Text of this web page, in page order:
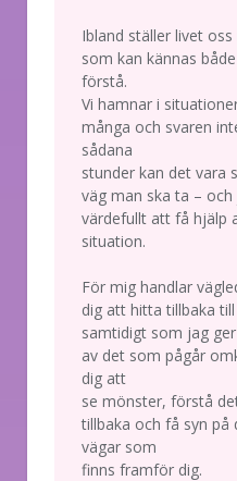
Ibland ställer livet
som kan kännas
förstå.
Vi hamnar i
många och svaren
sådana
stunder kan det vara
väg man ska ta –
värdefullt att få hjälp
situation.
För mig handlar
dig att hitta tillbaka
samtidigt som jag
av det som pågår
dig att
se mönster, förstå
tillbaka och få syn på
vägar som
finns framför dig.